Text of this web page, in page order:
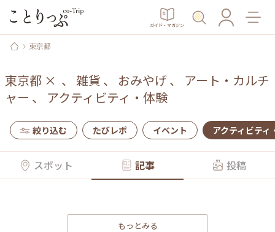
ガイド・マガジン
東京都
東京都 × 、 雑貨 、 おみやげ 、 アート・カルチ
ャー 、 アクティビティ・体験
絞り込む たびレポ イベント アクティビティ
スポット 記事 投稿
もっとみる